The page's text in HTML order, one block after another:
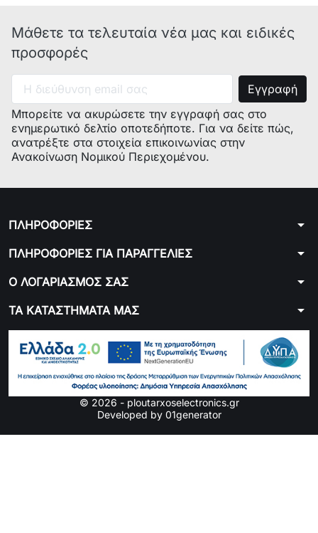
Μάθετε τα τελευταία νέα μας και ειδικές
προσφορές
Μπορείτε να ακυρώσετε την εγγραφή σας στο
ενημερωτικό δελτίο οποτεδήποτε. Για να δείτε πώς,
ανατρέξτε στα στοιχεία επικοινωνίας στην
Ανακοίνωση Νομικού Περιεχομένου.
ΠΛΗΡΟΦΟΡΙΕΣ arrow_drop_down
ΠΛΗΡΟΦΟΡΙΕΣ ΓΙΑ ΠΑΡΑΓΓΕΛΙΕΣ arrow_drop_down
Ο ΛΟΓΑΡΙΑΣΜΟΣ ΣΑΣ arrow_drop_down
ΤΑ ΚΑΤΑΣΤΗΜΑΤΑ ΜΑΣ arrow_drop_down
© 2026 - ploutarxoselectronics.gr
Developed by 01generator